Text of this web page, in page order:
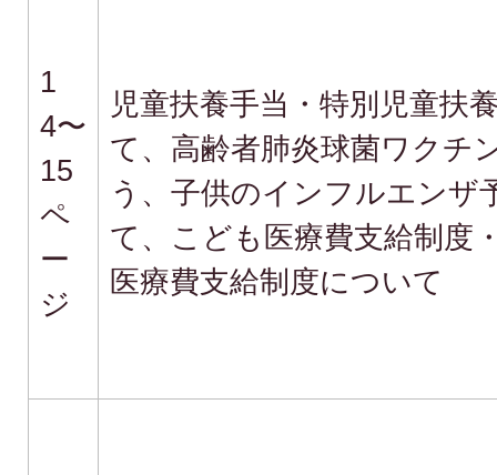
1
4〜
15
ペ
ー
ジ
児童扶養手当・特別児童扶
て、高齢者肺炎球菌ワクチ
う、子供のインフルエンザ
て、こども医療費支給制度
医療費支給制度について